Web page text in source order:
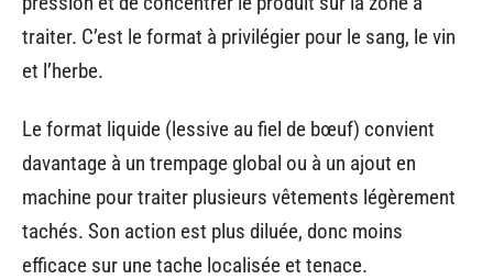
traiter. C’est le format à privilégier pour le sang, le vin
et l’herbe.
Le format liquide (lessive au fiel de bœuf) convient
davantage à un trempage global ou à un ajout en
machine pour traiter plusieurs vêtements légèrement
tachés. Son action est plus diluée, donc moins
efficace sur une tache localisée et tenace.